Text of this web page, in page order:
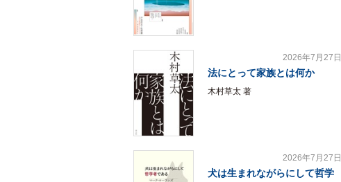
2026年7月27日
法にとって家族とは何か
木村草太 著
2026年7月27日
犬は生まれながらにして哲学